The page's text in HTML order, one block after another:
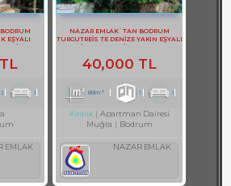
EŞYALI
DAİRE
2 1
EMLAK
NAZAR EMLAK`TAN BODRUM
TURGUTREİS TE DENİZE YAKIN EŞYALI
KİRALIK 1+1 DAİRE REF-2983
40,000 TL
80m² 1 1
Kiralık
Apartman Dairesi
Muğla
Bodrum
NAZAR EMLAK